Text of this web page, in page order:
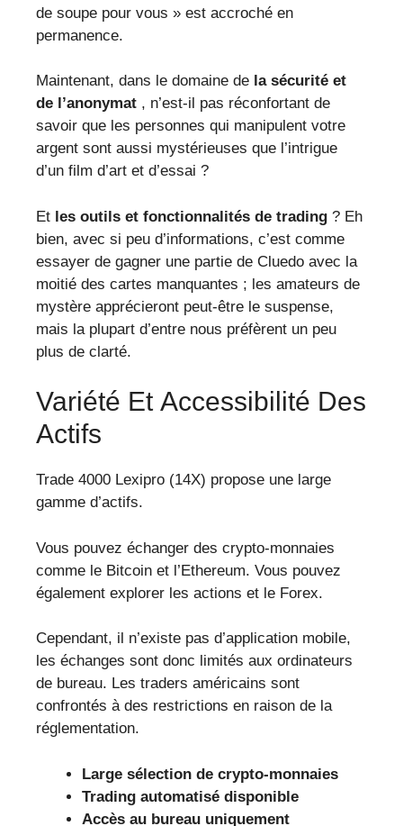
de soupe pour vous » est accroché en
permanence.
Maintenant, dans le domaine de la sécurité et
de l’anonymat , n’est-il pas réconfortant de
savoir que les personnes qui manipulent votre
argent sont aussi mystérieuses que l’intrigue
d’un film d’art et d’essai ?
Et les outils et fonctionnalités de trading ? Eh
bien, avec si peu d’informations, c’est comme
essayer de gagner une partie de Cluedo avec la
moitié des cartes manquantes ; les amateurs de
mystère apprécieront peut-être le suspense,
mais la plupart d’entre nous préfèrent un peu
plus de clarté.
Variété Et Accessibilité Des
Actifs
Trade 4000 Lexipro (14X) propose une large
gamme d’actifs.
Vous pouvez échanger des crypto-monnaies
comme le Bitcoin et l’Ethereum. Vous pouvez
également explorer les actions et le Forex.
Cependant, il n’existe pas d’application mobile,
les échanges sont donc limités aux ordinateurs
de bureau. Les traders américains sont
confrontés à des restrictions en raison de la
réglementation.
Large sélection de crypto-monnaies
Trading automatisé disponible
Accès au bureau uniquement